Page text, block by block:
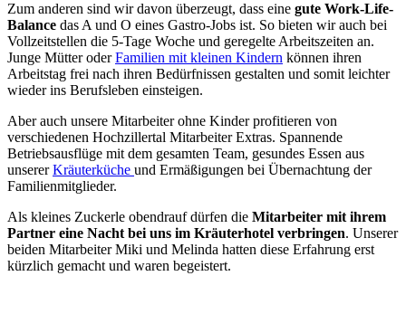
Zum anderen sind wir davon überzeugt, dass eine gute Work-Life-
Balance das A und O eines Gastro-Jobs ist. So bieten wir auch bei
Vollzeitstellen die 5-Tage Woche und geregelte Arbeitszeiten an.
Junge Mütter oderFamilien mit kleinen Kindern können ihren
Arbeitstag frei nach ihren Bedürfnissen gestalten und somit leichter
wieder ins Berufsleben einsteigen.
Aber auch unsere Mitarbeiter ohne Kinder profitieren von
verschiedenen Hochzillertal Mitarbeiter Extras. Spannende
Betriebsausflüge mit dem gesamten Team, gesundes Essen aus
unsererKräuterküche und Ermäßigungen bei Übernachtung der
Familienmitglieder.
Als kleines Zuckerle obendrauf dürfen die Mitarbeiter mit ihrem
Partner eine Nacht bei uns im Kräuterhotel verbringen. Unserer
beiden Mitarbeiter Miki und Melinda hatten diese Erfahrung erst
kürzlich gemacht und waren begeistert.